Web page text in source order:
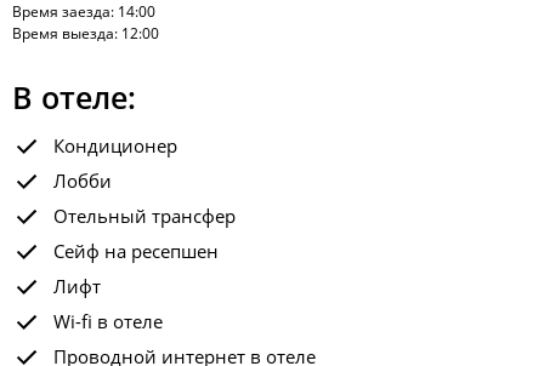
Время заезда: 14:00
Время выезда: 12:00
В отеле:
Кондиционер
Лобби
Отельный трансфер
Сейф на ресепшен
Лифт
Wi-fi в отеле
Проводной интернет в отеле